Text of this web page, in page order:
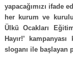
yapacağımızı ifade
her kurum ve
Ülkü Ocakları
Hayır!’ kampanyası
sloganı ile başlayan